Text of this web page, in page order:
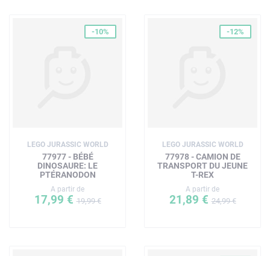
-10%
LEGO JURASSIC WORLD
77977 - BÉBÉ
DINOSAURE: LE
PTÉRANODON
A partir de
17,99 €19,99 €
-12%
LEGO JURASSIC WORLD
77978 - CAMION DE
TRANSPORT DU JEUNE
T-REX
A partir de
21,89 €24,99 €